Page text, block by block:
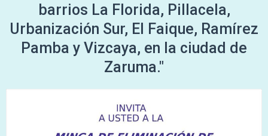
barrios La Florida, Pillacela,
Urbanización Sur, El Faique, Ramírez
Pamba y Vizcaya, en la ciudad de
Zaruma."